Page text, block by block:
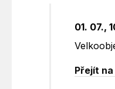
01. 07.,
Přejít